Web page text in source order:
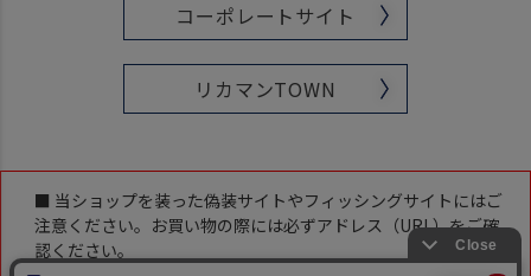
コーポレートサイト
リカマンTOWN
■ 当ショップを装った偽装サイトやフィッシングサイトにはご
注意ください。お買い物の際には必ずアドレス（URL）をご確
認ください。